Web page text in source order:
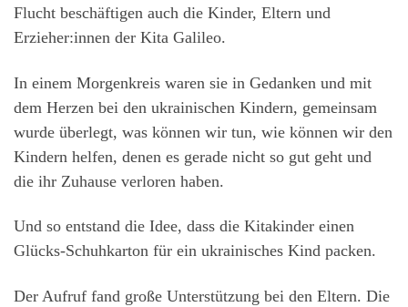
Flucht beschäftigen auch die Kinder, Eltern und
Erzieher:innen der Kita Galileo.
In einem Morgenkreis waren sie in Gedanken und mit
dem Herzen bei den ukrainischen Kindern, gemeinsam
wurde überlegt, was können wir tun, wie können wir den
Kindern helfen, denen es gerade nicht so gut geht und
die ihr Zuhause verloren haben.
Und so entstand die Idee, dass die Kitakinder einen
Glücks-Schuhkarton für ein ukrainisches Kind packen.
Der Aufruf fand große Unterstützung bei den Eltern. Die